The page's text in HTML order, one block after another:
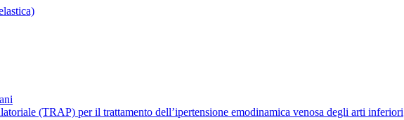
(TRAP) per il trattamento dell’ipertensione emodinamica venosa degli arti inferiori